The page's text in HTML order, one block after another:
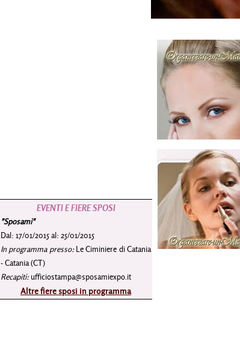
EVENTI E FIERE SPOSI
"Sposami"
Dal: 17/01/2015 al: 25/01/2015
In programma presso:Le Ciminiere di Catania
- Catania (CT)
Recapiti: ufficiostampa@sposamiexpo.it
Altre fiere sposi in programma